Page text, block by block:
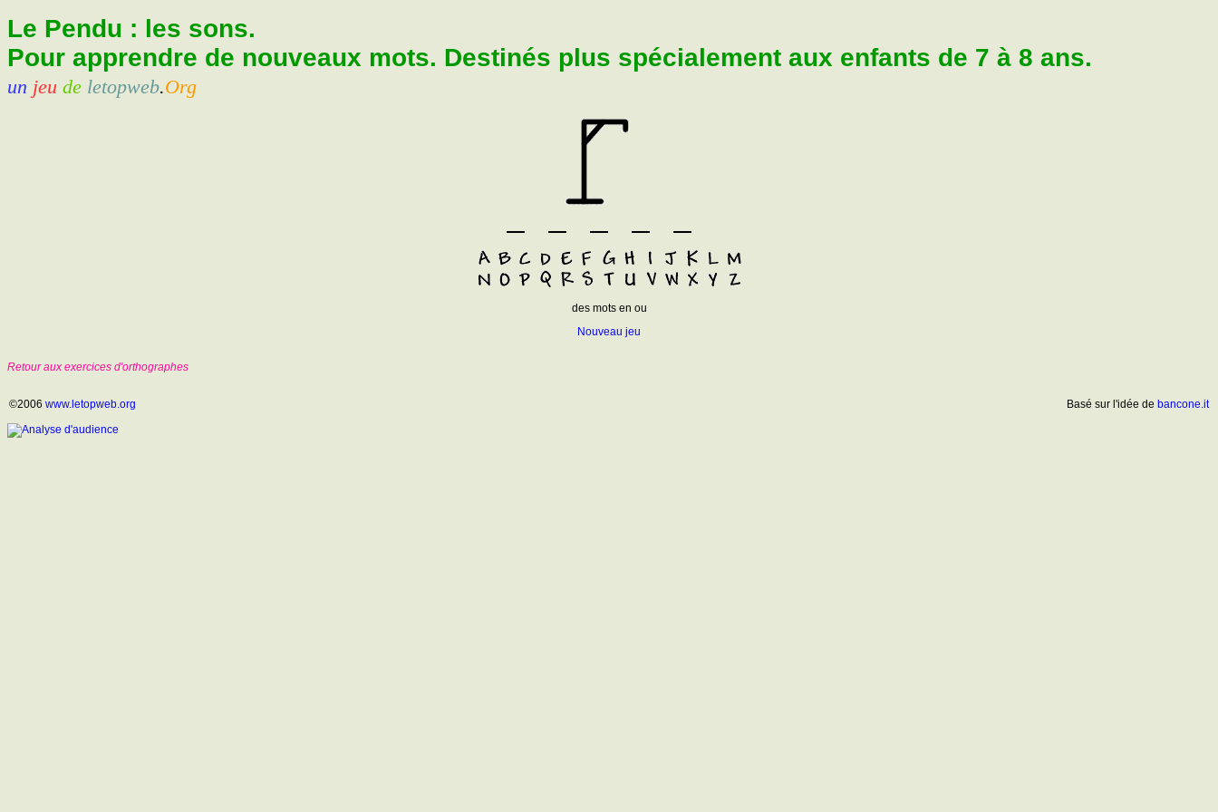
Le Pendu : les sons.
Pour apprendre de nouveaux mots. Destinés plus spécialement aux enfants de 7 à 8 ans.
un jeu de letopweb.Org
des mots en ou
Nouveau jeu
Retour aux exercices d'orthographes
©2006 www.letopweb.org Basé sur l'idée de bancone.it